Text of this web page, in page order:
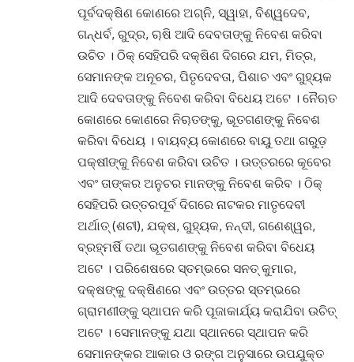
ପୂର୍ବଦକ୍ଷିଣ କୋଣରେ ଅଗ୍ନି, ସ୍ୱାହା, ବିଶ୍ୱଦେବ,
ଗନ୍ଧର୍ବ, ରୁଦ୍ର, ୠଷି ଆଦି ଦେବତାଙ୍କୁ ନିବେଶ କରିବା
ଉଚିତ । ଠିକ୍ ସେହିପରି ଦକ୍ଷିଣ ଦିଗରେ ଯମ, ମିତ୍ର,
ସେମାନଙ୍କ ଅନୂଚର, ପିତୃଦେବତା, ପିଶାଚ ଏବଂ ଗୁହ୍ୟକ
ଆଦି ଦେବତାଙ୍କୁ ନିବେଶ କରିବା ବିଧେୟ ଅଟେ । ନୈଋତ
କୋଣରେ କୋଣରେ ନିୠତଙ୍କୁ, ଭୂତଗଣଙ୍କୁ ନିବେଶ
କରିବା ବିଧେୟ । ବାୟବ୍ୟ କୋଣରେ ବାୟୁ ତଥା ଗରୁଡ଼
ପକ୍ଷୀଙ୍କୁ ନିବେଶ କରିବା ଉଚିତ । ଉତ୍ତରରେ କୂବେର
ଏବଂ ତାଙ୍କର ଅନୁଚର ମାନଙ୍କୁ ନିବେଶ କରିବ । ଠିକ୍
ସେହିପରି ଉତ୍ତରପୂର୍ବ ଦିଗରେ ନାଟକର ମାତୃଦେବୀ
ଅର୍ଥାତ୍ (ଶଚୀ), ଯକ୍ଷ, ଗୁହ୍ୟକ, ନନ୍ଦୀ, ଗଣେଶ୍ୱର,
ବ୍ରହ୍ମର୍ଷି ତଥା ଭୂତଗଣଙ୍କୁ ନିବେଶ କରିବା ବିଧେୟ
ଅଟେ । ପରିଶେଷରେ ସ୍ତମ୍ଭରେ ସନତ୍ କୁମାର,
ଦକ୍ଷଙ୍କୁ ଦକ୍ଷିଣରେ ଏବଂ ଉତ୍ତର ସ୍ତମ୍ଭରେ
ଗ୍ରାମଣୀଙ୍କୁ ସ୍ଥାପନ କରି ପୂଜାକାର୍ଯ୍ୟ କରାଯିବା ଉଚିତ୍
ଅଟେ । ସେମାନଙ୍କୁ ଯଥା ସ୍ଥାନରେ ସ୍ଥାପନ କରି
ସେମାନଙ୍କର ଆକାର ଓ ରଙ୍ଗ ଅନୁସାରେ ଉପଯୁକ୍ତ